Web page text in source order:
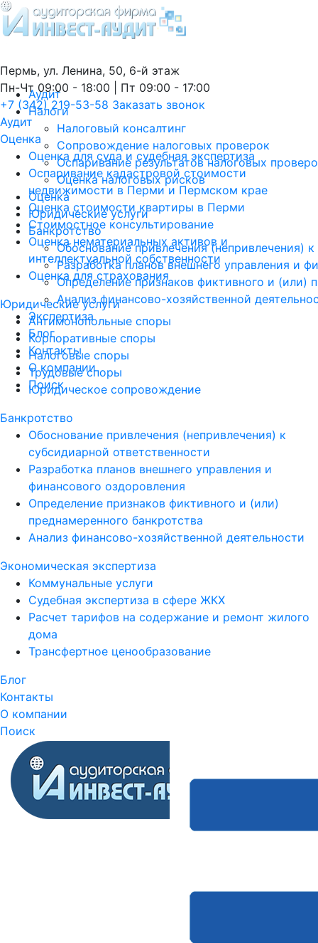
Пермь, ул. Ленина, 50, 6-й этаж
Пн-Чт 09:00 - 18:00 | Пт 09:00 - 17:00
+7 (342) 219-53-58 Заказать звонок
Аудит
Оценка
Оценка для суда и судебная экспертиза
Оспаривание кадастровой стоимости
недвижимости в Перми и Пермском крае
Оценка стоимости квартиры в Перми
Стоимостное консультирование
Оценка нематериальных активов и
интеллектуальной собственности
Оценка для страхования
Юридические услуги
Антимонопольные споры
Корпоративные споры
Налоговые споры
Трудовые споры
Юридическое сопровождение
Банкротство
Обоснование привлечения (непривлечения) к
субсидиарной ответственности
Разработка планов внешнего управления и
финансового оздоровления
Определение признаков фиктивного и (или)
преднамеренного банкротства
Анализ финансово-хозяйственной деятельности
Экономическая экспертиза
Коммунальные услуги
Судебная экспертиза в сфере ЖКХ
Расчет тарифов на содержание и ремонт жилого
дома
Трансфертное ценообразование
Блог
Контакты
О компании
Поиск
Аудит
Налоги
Налоговый консалтинг
Сопровождение налоговых проверок
Оспаривание результатов налоговых
Оценка налоговых рисков
Оценка
Юридические услуги
Банкротство
Обоснование привлечения (непривлечения)
Разработка планов внешнего управления и
Определение признаков фиктивного и (или)
Анализ финансово-хозяйственной
Экспертиза
Блог
Контакты
О компании
Поиск